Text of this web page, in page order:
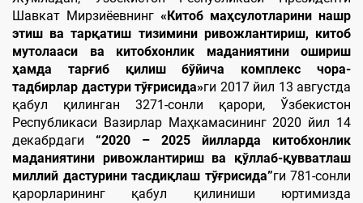
Шавкат Мирзиёевнинг «Китоб маҳсулотларини нашр
этиш ва тарқатиш тизимини ривожлантириш, китоб
мутолааси ва китобхонлик маданиятини ошириш
ҳамда тарғиб қилиш бўйича комплекс чора-
тадбирлар дастури тўғрисида»ги 2017 йил 13 августда
қабул қилинган 3271-сонли қарори, Ўзбекистон
Республикаси Вазирлар Маҳкамасининг 2020 йил 14
декабрдаги “2020 – 2025 йилларда китобхонлик
маданиятини ривожлантириш ва қўллаб-қувватлаш
миллий дастурини тасдиқлаш тўғрисида”ги 781-сонли
қарорларининг қабул қилиниши юртимизда